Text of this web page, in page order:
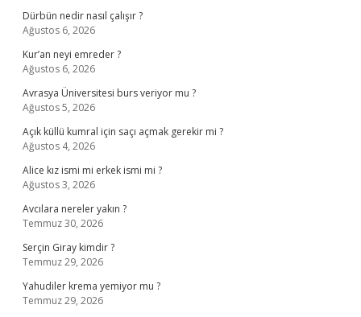
Dürbün nedir nasıl çalışır ?
Ağustos 6, 2026
Kur’an neyi emreder ?
Ağustos 6, 2026
Avrasya Üniversitesi burs veriyor mu ?
Ağustos 5, 2026
Açık küllü kumral için saçı açmak gerekir mi ?
Ağustos 4, 2026
Alice kız ismi mi erkek ismi mi ?
Ağustos 3, 2026
Avcılara nereler yakın ?
Temmuz 30, 2026
Serçin Giray kimdir ?
Temmuz 29, 2026
Yahudiler krema yemiyor mu ?
Temmuz 29, 2026